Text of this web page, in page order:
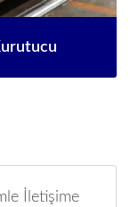
İletişime